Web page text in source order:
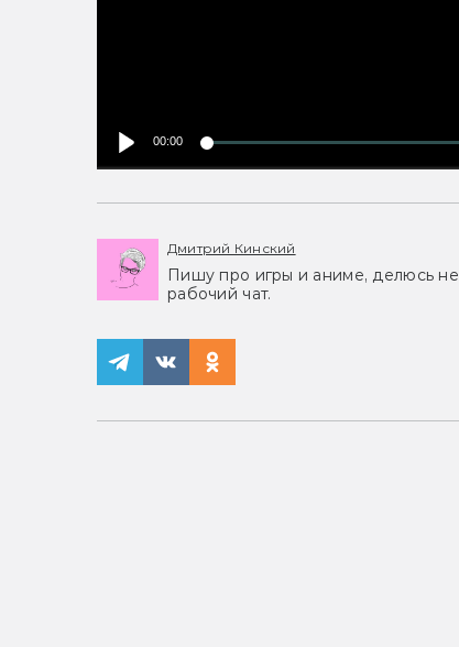
00:00
Дмитрий Кинский
Пишу про игры и аниме, делюсь
рабочий чат.